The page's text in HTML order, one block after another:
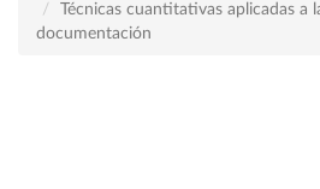
Técnicas cuantitativas aplicadas a
documentación